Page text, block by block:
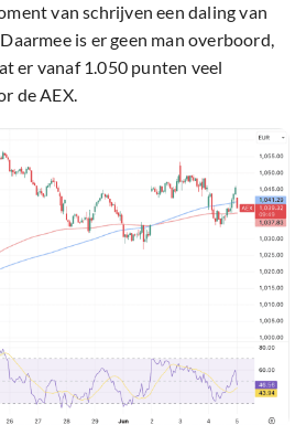
van schrijven een daling van
is er geen man overboord,
er vanaf 1.050 punten veel
de AEX.